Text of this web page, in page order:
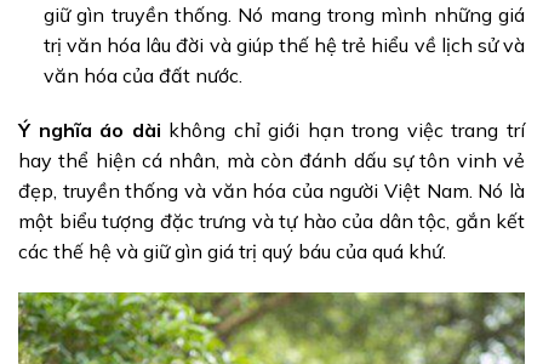
giữ gìn truyền thống. Nó mang trong mình những giá
trị văn hóa lâu đời và giúp thế hệ trẻ hiểu về lịch sử và
văn hóa của đất nước.
Ý nghĩa áo dài không chỉ giới hạn trong việc trang trí
hay thể hiện cá nhân, mà còn đánh dấu sự tôn vinh vẻ
đẹp, truyền thống và văn hóa của người Việt Nam. Nó là
một biểu tượng đặc trưng và tự hào của dân tộc, gắn kết
các thế hệ và giữ gìn giá trị quý báu của quá khứ.